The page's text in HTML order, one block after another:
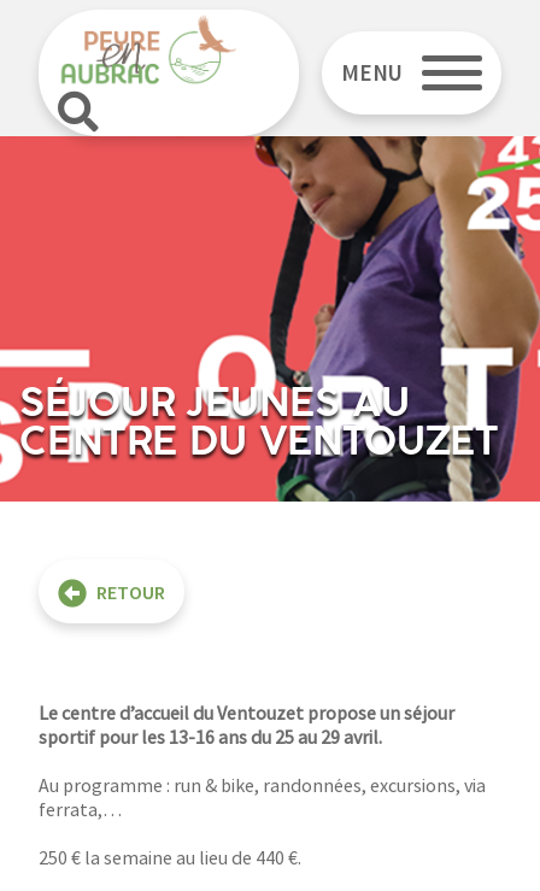
MENU
SÉJOUR JEUNES AU
CENTRE DU VENTOUZET
RETOUR
Le centre d’accueil du Ventouzet propose un séjour
sportif pour les 13-16 ans du 25 au 29 avril.
Au programme : run & bike, randonnées, excursions, via
ferrata,…
250 € la semaine au lieu de 440 €.